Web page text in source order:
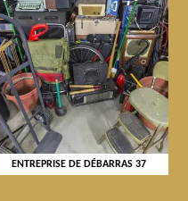
ENTREPRISE DE DÉBARRAS 37